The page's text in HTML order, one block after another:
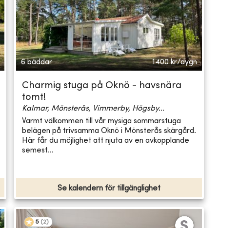
6 bäddar 1400 kr/dygn
Charmig stuga på Oknö - havsnära
tomt!
Kalmar, Mönsterås, Vimmerby, Högsby...
Varmt välkommen till vår mysiga sommarstuga
belägen på trivsamma Oknö i Mönsterås skärgård.
Här får du möjlighet att njuta av en avkopplande
semest...
Se kalendern för tillgänglighet
5 (2)